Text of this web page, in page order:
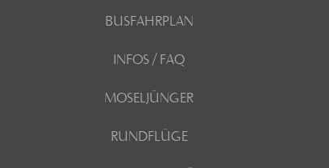
BUSFAHRPLAN
INFOS / FAQ
MOSELJÜNGER
RUNDFLÜGE